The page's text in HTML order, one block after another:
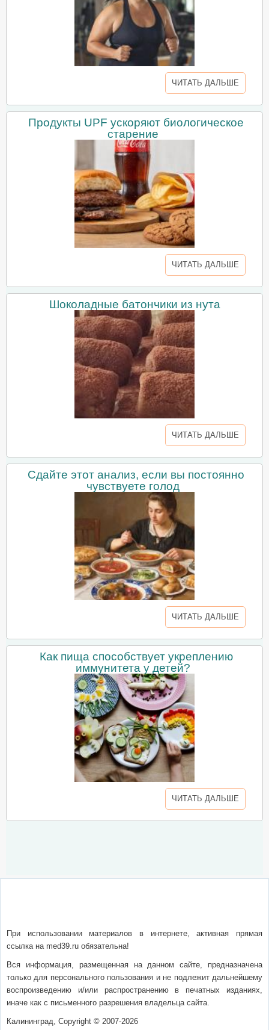
ЧИТАТЬ ДАЛЬШЕ
Продукты UPF ускоряют биологическое
старение
ЧИТАТЬ ДАЛЬШЕ
Шоколадные батончики из нута
ЧИТАТЬ ДАЛЬШЕ
Сдайте этот анализ, если вы постоянно
чувствуете голод
ЧИТАТЬ ДАЛЬШЕ
Как пища способствует укреплению
иммунитета у детей?
ЧИТАТЬ ДАЛЬШЕ
При использовании материалов в интернете, активная прямая
ссылка на med39.ru обязательна!
Вся информация, размещенная на данном сайте, предназначена
только для персонального пользования и не подлежит дальнейшему
воспроизведению и/или распространению в печатных изданиях,
иначе как с письменного разрешения владельца сайта.
Калининград, Copyright © 2007-2026